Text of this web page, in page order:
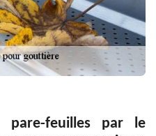
feuilles par le